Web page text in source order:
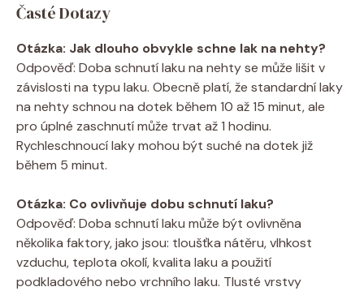
Časté Dotazy
Otázka: Jak dlouho obvykle schne lak na nehty?
Odpověď: Doba schnutí laku na nehty se může lišit v
závislosti na typu laku. Obecně platí, že standardní laky
na nehty schnou na dotek během 10 až 15 minut, ale
pro úplné zaschnutí může trvat až 1 hodinu.
Rychleschnoucí laky mohou být suché na dotek již
během 5 minut.
Otázka: Co ovlivňuje dobu schnutí laku?
Odpověď: Doba schnutí laku může být ovlivněna
několika faktory, jako jsou: tloušťka nátěru, vlhkost
vzduchu, teplota okolí, kvalita laku a použití
podkladového nebo vrchního laku. Tlusté vrstvy